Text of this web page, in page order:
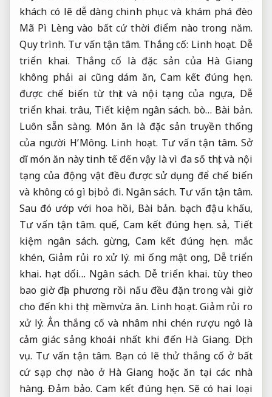
khách có lẽ dễ dàng chinh phục và khám phá đèo
Mã Pì Lèng vào bất cứ thời điểm nào trong năm.
Quy trình. Tư vấn tận tâm. Thắng cố: Linh hoạt. Dễ
triển khai. Thắng cố là đặc sản của Hà Giang
không phải ai cũng dám ăn,Cam kết đúng hẹn.
được chế biến từ thịt và nội tạng của ngựa, Dễ
triển khai. trâu, Tiết kiệm ngân sách. bò… Bài bản.
Luôn sẵn sàng. Món ăn là đặc sản truyền thống
của người H’Mông. Linh hoạt. Tư vấn tận tâm. Sở
dĩ món ăn này tinh tế đến vậy là vì đa số thịt và nội
tạng của động vật đều được sử dụng để chế biến
và không có gì bị bỏ đi. Ngân sách. Tư vấn tận tâm.
Sau đó ướp với hoa hồi, Bài bản. bạch đậu khấu,
Tư vấn tận tâm. quế, Cam kết đúng hẹn. sả, Tiết
kiệm ngân sách. gừng, Cam kết đúng hẹn. mắc
khén, Giảm rủi ro xử lý. mì ống mật ong, Dễ triển
khai. hạt dổi… Ngân sách. Dễ triển khai. tùy theo
bao giờ địa phương rồi nấu đều đặn trong vài giờ
cho đến khi thịt mềmvừa ăn. Linh hoạt. Giảm rủi ro
xử lý. Ẳn thắng cố và nhâm nhi chén rượu ngô là
cảm giác sảng khoái nhất khi đến Hà Giang. Dịch
vụ. Tư vấn tận tâm. Bạn có lẽ thử thắng cố ở bất
cứ sạp chợ nào ở Hà Giang hoặc ăn tại các nhà
hàng.Đảm bảo. Cam kết đúng hẹn. Sẽ có hai loại